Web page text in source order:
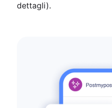
dettagli).